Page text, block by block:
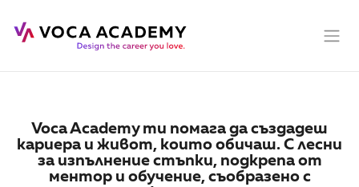
Voca Academy ти помага да създадеш
кариера и живот, които обичаш. С лесни
за изпълнение стъпки, подкрепа от
ментор и обучение, съобразено с